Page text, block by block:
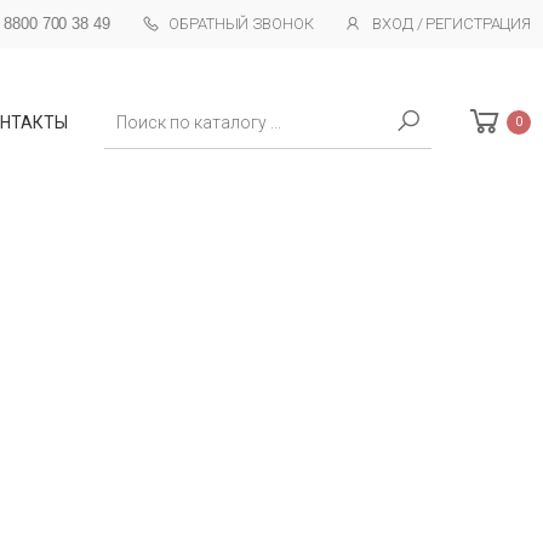
700 38 49 ОБРАТНЫЙ ЗВОНОК ВХОД / РЕГИСТРАЦИЯ
0